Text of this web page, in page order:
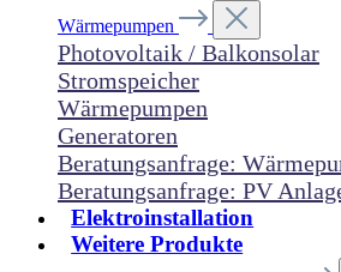
Wärmepumpen
Photovoltaik / Balkonsolar
Stromspeicher
Wärmepumpen
Generatoren
Beratungsanfrage:
Beratungsanfrage: PV
Elektroinstallation
Weitere Produkte